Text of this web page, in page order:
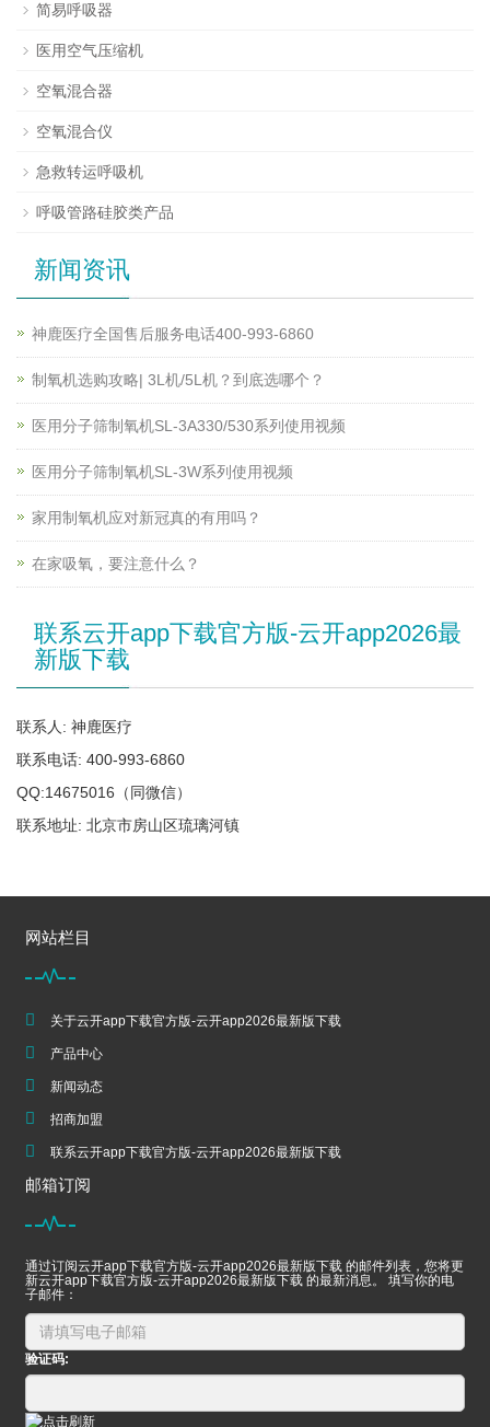
简易呼吸器
医用空气压缩机
空氧混合器
空氧混合仪
急救转运呼吸机
呼吸管路硅胶类产品
新闻资讯
神鹿医疗全国售后服务电话400-993-6860
制氧机选购攻略| 3L机/5L机？到底选哪个？
医用分子筛制氧机SL-3A330/530系列使用视频
医用分子筛制氧机SL-3W系列使用视频
家用制氧机应对新冠真的有用吗？
在家吸氧，要注意什么？
联系云开app下载官方版-云开app2026最
新版下载
联系人: 神鹿医疗
联系电话: 400-993-6860
QQ:14675016（同微信）
联系地址: 北京市房山区琉璃河镇
网站栏目
关于云开app下载官方版-云开app2026最新版下载
产品中心
新闻动态
招商加盟
联系云开app下载官方版-云开app2026最新版下载
邮箱订阅
通过订阅云开app下载官方版-云开app2026最新版下载 的邮件列表，您将更
新云开app下载官方版-云开app2026最新版下载 的最新消息。 填写你的电
子邮件：
验证码: